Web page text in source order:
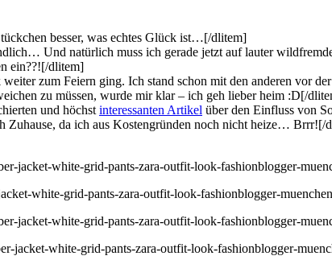
besser, was echtes Glück ist…[/dlitem]
Und natürlich muss ich gerade jetzt auf lauter
ein??![/dlitem]
zum Feiern ging. Ich stand schon mit den anderen vor
zu müssen, wurde mir klar – ich geh lieber heim :D[/
und höchstinteressanten Artikel über den Einfluss von
da ich aus Kostengründen noch nicht heize… Brrr![/